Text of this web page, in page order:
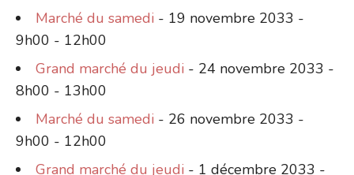
Marché du samedi - 19 novembre 2033 -
9h00 - 12h00
Grand marché du jeudi - 24 novembre 2033 -
8h00 - 13h00
Marché du samedi - 26 novembre 2033 -
9h00 - 12h00
Grand marché du jeudi - 1 décembre 2033 -